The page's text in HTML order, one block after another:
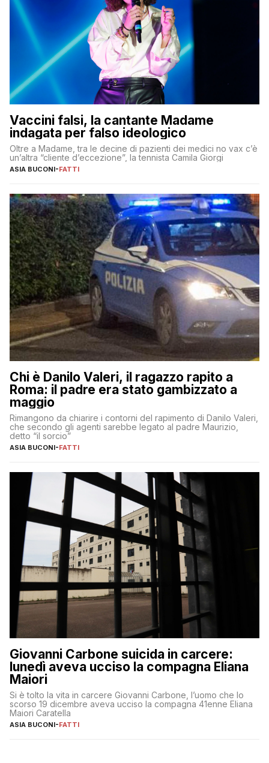
Vaccini falsi, la cantante Madame
indagata per falso ideologico
Oltre a Madame, tra le decine di pazienti dei medici no vax c’è
un’altra “cliente d’eccezione”, la tennista Camila Giorgi
ASIA BUCONI-FATTI
Chi è Danilo Valeri, il ragazzo rapito a
Roma: il padre era stato gambizzato a
maggio
Rimangono da chiarire i contorni del rapimento di Danilo Valeri,
che secondo gli agenti sarebbe legato al padre Maurizio,
detto “il sorcio”
ASIA BUCONI-FATTI
Giovanni Carbone suicida in carcere:
lunedì aveva ucciso la compagna Eliana
Maiori
Si è tolto la vita in carcere Giovanni Carbone, l’uomo che lo
scorso 19 dicembre aveva ucciso la compagna 41enne Eliana
Maiori Caratella
ASIA BUCONI-FATTI